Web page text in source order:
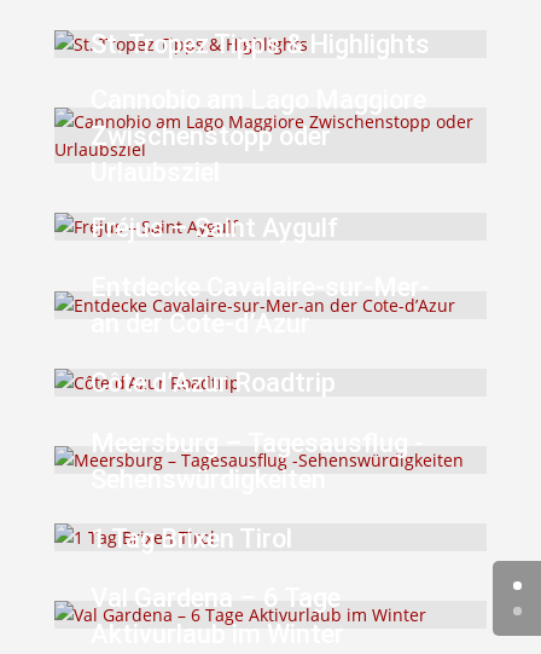
St. Tropez Tipps & Highlights
Cannobio am Lago Maggiore
Zwischenstopp oder
Urlaubsziel
Fréjus – Saint Aygulf
Entdecke Cavalaire-sur-Mer-
an der Cote-d’Azur
Côte d’Azur Roadtrip
Meersburg – Tagesausflug -
Sehenswürdigkeiten
1 Tag Brixen Tirol
Val Gardena – 6 Tage
Aktivurlaub im Winter